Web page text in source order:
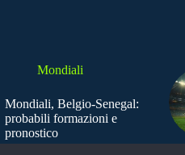
Mondiali
Mondiali, Belgio-Senegal:
probabili formazioni e
pronostico